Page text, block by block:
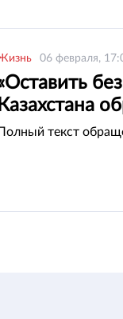
06 февраля,
Казахстана
Полный текст